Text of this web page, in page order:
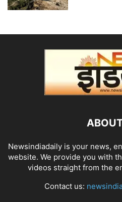
Newsindiadaily is your news,
website. We provide you with
videos straight from the
Contact us: